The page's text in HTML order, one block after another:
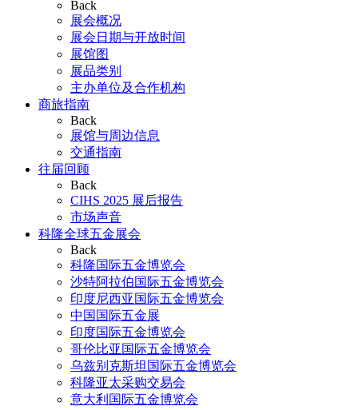
Back
展会概况
展会日期与开放时间
展馆图
展品类别
主办单位及合作机构
商旅指南
Back
展馆与周边信息
交通指南
往届回顾
Back
CIHS 2025 展后报告
市场声音
科隆全球五金展会
Back
科隆国际五金博览会
沙特阿拉伯国际五金博览会
印度尼西亚国际五金博览会
中国国际五金展
印度国际五金博览会
哥伦比亚国际五金博览会
乌兹别克斯坦国际五金博览会
科隆亚太采购交易会
意大利国际五金博览会